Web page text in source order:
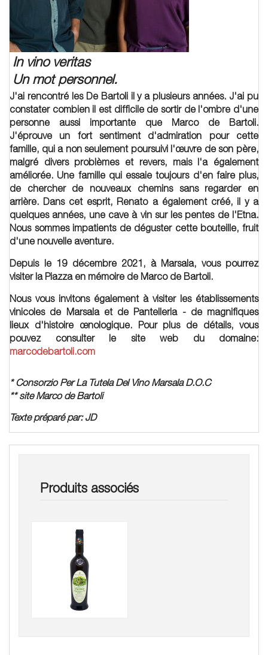
In vino veritas
Un mot personnel.
J'ai rencontré les De Bartoli il y a plusieurs années. J'ai pu
constater combien il est difficile de sortir de l'ombre d'une
personne aussi importante que Marco de Bartoli.
J'éprouve un fort sentiment d'admiration pour cette
famille, qui a non seulement poursuivi l'œuvre de son père,
malgré divers problèmes et revers, mais l'a également
améliorée. Une famille qui essaie toujours d'en faire plus,
de chercher de nouveaux chemins sans regarder en
arrière. Dans cet esprit, Renato a également créé, il y a
quelques années, une cave à vin sur les pentes de l'Etna.
Nous sommes impatients de déguster cette bouteille, fruit
d'une nouvelle aventure.
Depuis le 19 décembre 2021, à Marsala, vous pourrez
visiter la Piazza en mémoire de Marco de Bartoli.
Nous vous invitons également à visiter les établissements
vinicoles de Marsala et de Pantelleria - de magnifiques
lieux d'histoire œnologique. Pour plus de détails, vous
pouvez consulter le site web du domaine:
marcodebartoli.com
* Consorzio Per La Tutela Del Vino Marsala D.O.C
** site Marco de Bartoli
Texte préparé par: JD
Produits associés